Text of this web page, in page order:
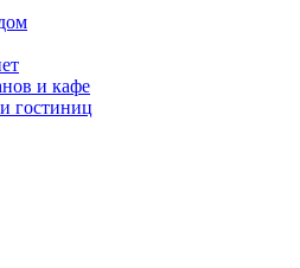
и кафе
гостиниц